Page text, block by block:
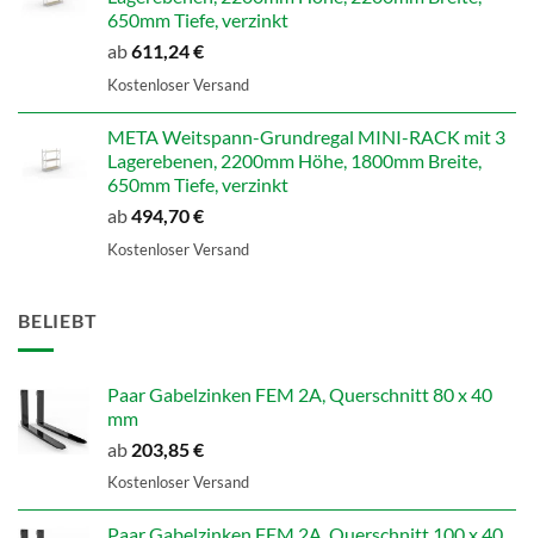
650mm Tiefe, verzinkt
ab611,24€
Kostenloser Versand
META Weitspann-Grundregal MINI-RACK mit 3
Lagerebenen, 2200mm Höhe, 1800mm Breite,
650mm Tiefe, verzinkt
ab494,70€
Kostenloser Versand
BELIEBT
Paar Gabelzinken FEM 2A, Querschnitt 80 x 40
mm
ab 203,85€
Kostenloser Versand